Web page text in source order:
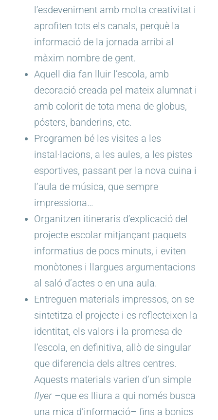
l’esdeveniment amb molta creativitat i
aprofiten tots els canals, perquè la
informació de la jornada arribi al
màxim nombre de gent.
Aquell dia fan lluir l’escola, amb
decoració creada pel mateix alumnat i
amb colorit de tota mena de globus,
pósters, banderins, etc.
Programen bé les visites a les
instal·lacions, a les aules, a les pistes
esportives, passant per la nova cuina i
l’aula de música, que sempre
impressiona…
Organitzen itineraris d’explicació del
projecte escolar mitjançant paquets
informatius de pocs minuts, i eviten
monòtones i llargues argumentacions
al saló d’actes o en una aula.
Entreguen materials impressos, on se
sintetitza el projecte i es reflecteixen la
identitat, els valors i la promesa de
l’escola, en definitiva, allò de singular
que diferencia dels altres centres.
Aquests materials varien d’un simple
flyer –que es lliura a qui només busca
una mica d’informació– fins a bonics